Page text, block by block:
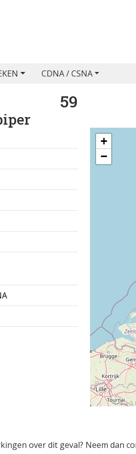
CDNA / CSNA
59
+
−
over dit geval? Neem dan